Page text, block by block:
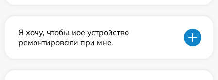
Я хочу, чтобы мое устройство
ремонтировали при мне.